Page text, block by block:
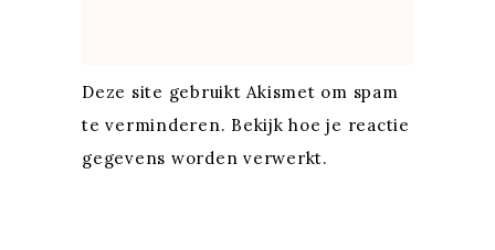
Deze site gebruikt Akismet om spam
te verminderen. Bekijk hoe je reactie
gegevens worden verwerkt.